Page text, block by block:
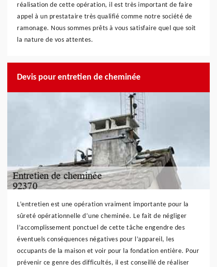
réalisation de cette opération, il est très important de faire
appel à un prestataire très qualifié comme notre société de
ramonage. Nous sommes prêts à vous satisfaire quel que soit
la nature de vos attentes.
Devis pour entretien de cheminée
L’entretien est une opération vraiment importante pour la
sûreté opérationnelle d’une cheminée. Le fait de négliger
l’accomplissement ponctuel de cette tâche engendre des
éventuels conséquences négatives pour l’appareil, les
occupants de la maison et voir pour la fondation entière. Pour
prévenir ce genre des difficultés, il est conseillé de réaliser